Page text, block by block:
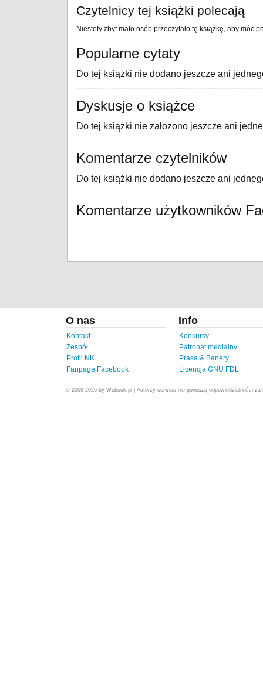
Czytelnicy tej książki polecają
Niestety zbyt mało osób przeczytało tę książkę, aby móc
Popularne cytaty
Do tej książki nie dodano jeszcze ani
Dyskusje o książce
Do tej książki nie założono jeszcze ani
Komentarze czytelników
Do tej książki nie dodano jeszcze ani
Komentarze użytkowników
O nas
Kontakt
Zespół
Profil NK
Fanpage Facebook
Info
Konkursy
Patronat medialny
Prasa & Banery
Licencja GNU FDL
© 2009-2026 by Webook.pl | Autorzy serwisu nie ponoszą odpowiedzialności